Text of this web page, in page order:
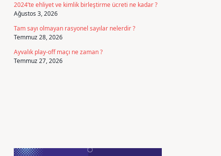
2024’te ehliyet ve kimlik birleştirme ücreti ne kadar ?
Ağustos 3, 2026
Tam sayı olmayan rasyonel sayılar nelerdir ?
Temmuz 28, 2026
Ayvalık play-off maçı ne zaman ?
Temmuz 27, 2026